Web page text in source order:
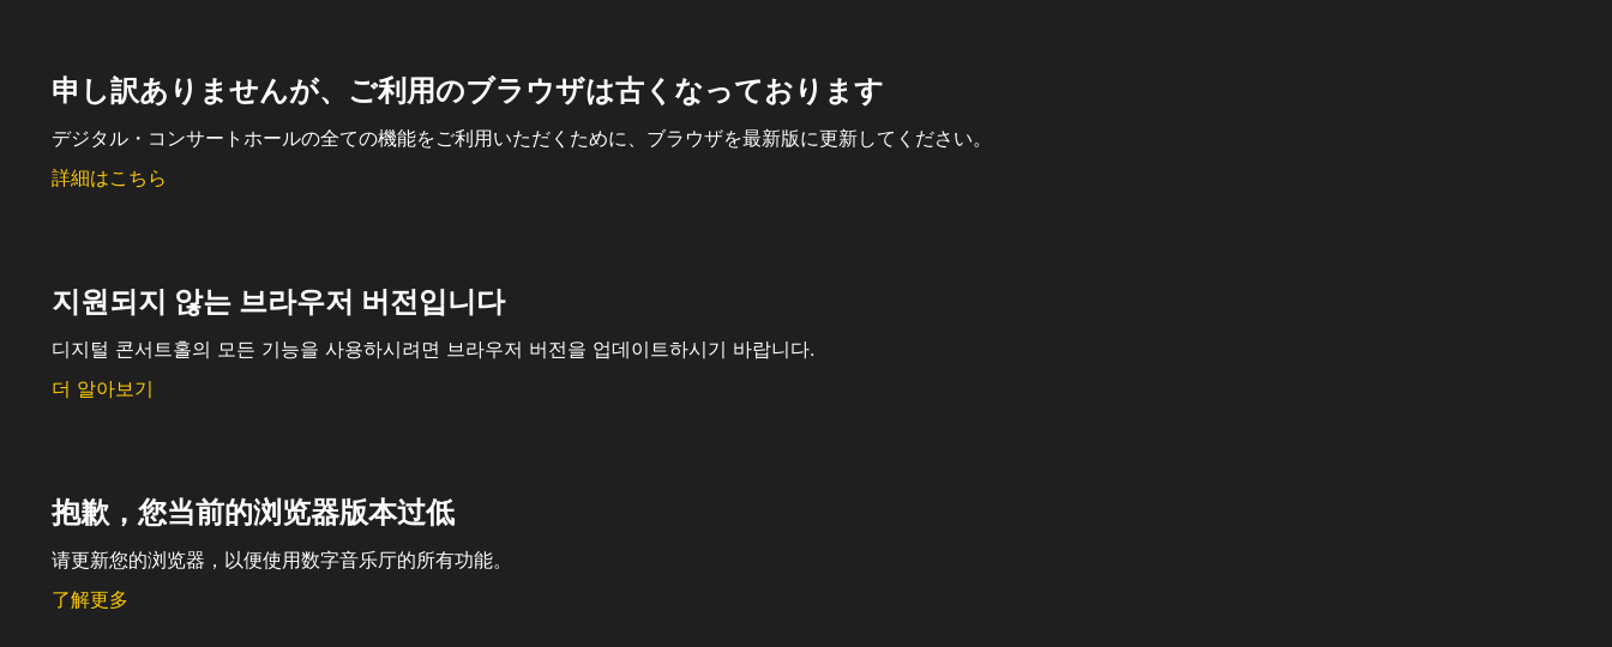
申し訳ありませんが、ご利用のブラウザは古くなっております
デジタル・コンサートホールの全ての機能をご利用いただくために、ブラウザを最新版に更新してください。
詳細はこちら
지원되지 않는 브라우저 버전입니다
디지털 콘서트홀의 모든 기능을 사용하시려면 브라우저 버전을 업데이트하시기 바랍니다.
더 알아보기
抱歉，您当前的浏览器版本过低
请更新您的浏览器，以便使用数字音乐厅的所有功能。
了解更多